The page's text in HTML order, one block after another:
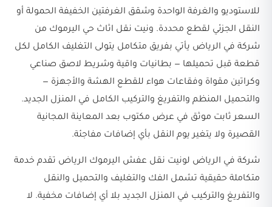
للاستوديو والغرفة الواحدة وشقق الغرفتين الخفيفة الحمولة أو
النقل الجزئي لقطع محددة. ونيت نقل اثاث حي اليرموك من
شركة في الرياض يأتي بفريق متكامل يتولى التغليف الكامل لكل
قطعة قبل تحميلها — بطانيات واقية وشريط لاصق صناعي
وكراتين مقواة وفقاعات هواء للقطع الهشة والأجهزة —
والتحميل المنظم والتفريغ والتركيب الكامل في المنزل الجديد.
السعر ثابت موثق في عرض مكتوب بعد المعاينة المجانية
القصيرة ولا يتغير يوم النقل بأي إضافات مفاجئة.
شركة في الرياض لونيت نقل عفش اليرموك الرياض تقدم خدمة
متكاملة حقيقية تشمل الفك والتغليف والتحميل والنقل
والتفريغ والتركيب في المنزل الجديد بلا أي إضافات مخفية. لا